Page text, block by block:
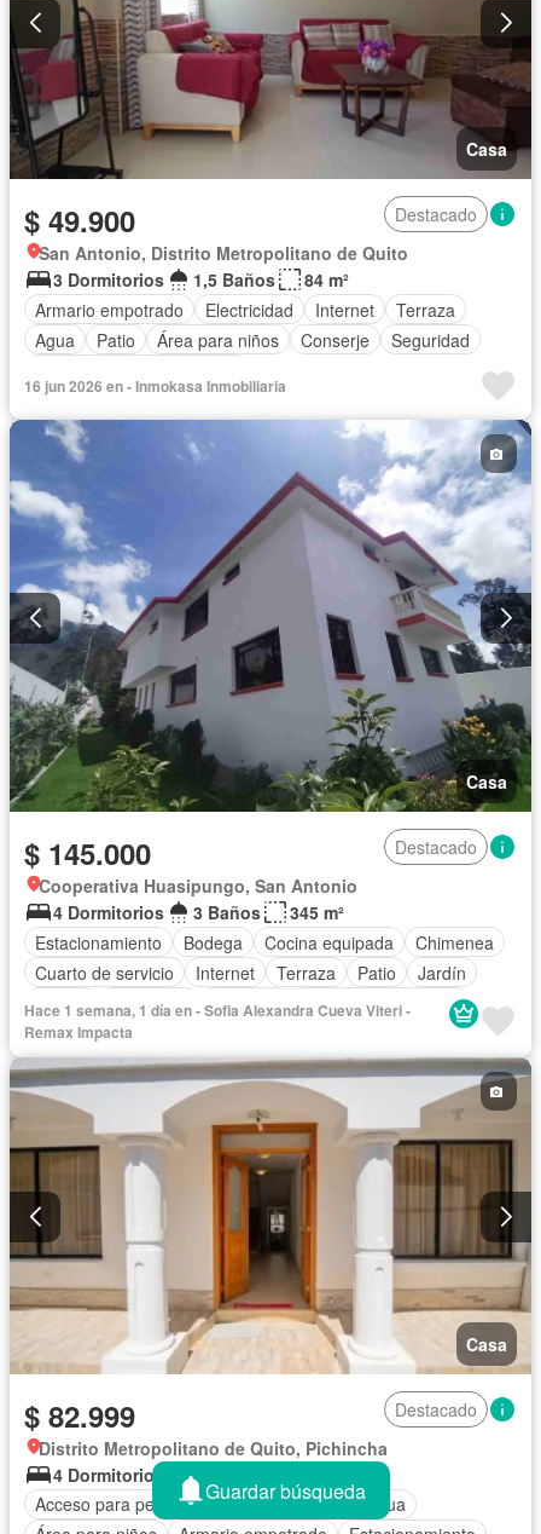
Casa
$ 49.900
Destacado
San Antonio, Distrito Metropolitano de Quito
3 Dormitorios
1,5 Baños
84 m²
Armario empotrado
Electricidad Internet
Terraza
Agua
Patio Área para niños Conserje
Seguridad
16 jun 2026 en - Inmokasa Inmobiliaria
Casa
$ 145.000
Destacado
Cooperativa Huasipungo, San Antonio
4 Dormitorios
3 Baños
345 m²
Estacionamiento
Bodega Cocina equipada
Chimenea
Cuarto de servicio
Internet Terraza Patio
Jardín
Parrilla
Seguridad Conserje
Garita de guardianía
Sin amoblar
Hace 1 semana, 1 día en - Sofia Alexandra Cueva Viteri -
Remax Impacta
Casa
$ 82.999
Destacado
Distrito Metropolitano de Quito, Pichincha
4 Dormitorios
3,5 Baños
Acceso para personas con discapacidad
Agua
Guardar búsqueda